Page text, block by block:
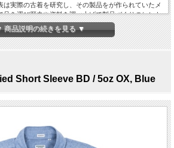
は実際の古着を研究し、その製品をが作られていたメ
足を運び歴史や資料を調べ上げて製品づくりのヒント
ごとの専用の設備を要した工場でのみ生産を行ってい
ークさでJ.CREWやINVENTORYをはじめ海外から
商品説明の続きを見る ▼
Short Sleeve BD / 5oz OX, Blue